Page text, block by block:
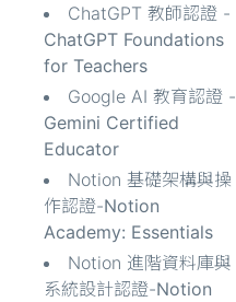
ChatGPT 教師認證 -
ChatGPT Foundations
for Teachers
Google AI 教育認證 -
Gemini Certified
Educator
Notion 基礎架構與操
作認證-Notion
Academy: Essentials
Notion 進階資料庫與
系統設計認證-Notion